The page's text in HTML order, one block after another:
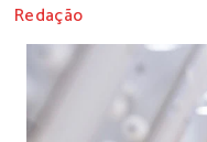
Redação